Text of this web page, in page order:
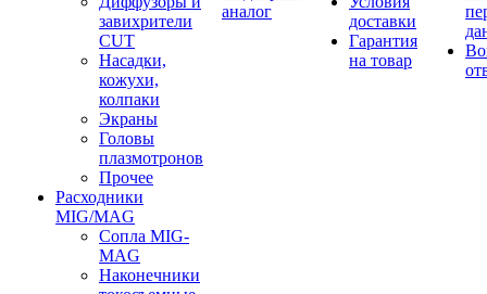
завихрители
CUT
Насадки,
кожухи,
колпаки
Экраны
Головы
плазмотронов
Прочее
Расходники
MIG/MAG
Сопла MIG-
MAG
Наконечники
аналог
доставки
Гарантия
на товар